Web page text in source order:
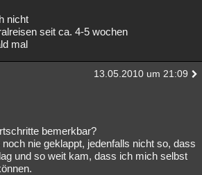
nicht
seit ca. 4-5 wochen
mal
13.05.2010 um 21:09
bemerkbar?
nie geklappt, jedenfalls nicht so, dass
und so weit kam, dass ich mich selbst